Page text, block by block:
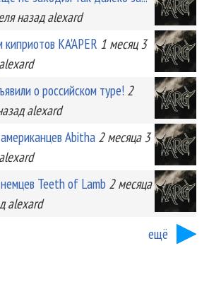
назад alexard
KA'APER 1 месяц 3
alexard
о российском туре! 2
alexard
Abitha 2 месяца 3
alexard
Teeth of Lamb 2 месяца
alexard
ещё